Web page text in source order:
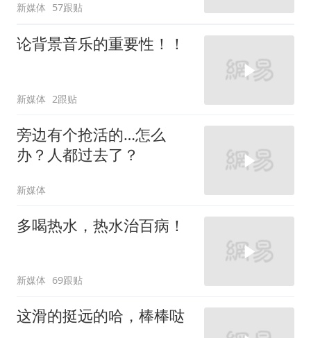
新媒体 57跟贴
论背景音乐的重要性！！
新媒体 2跟贴
旁边有个抢活的…怎么
办？人都过去了？
新媒体
多喝热水，热水治百病！
新媒体 69跟贴
这滑的挺远的哈，棒棒哒